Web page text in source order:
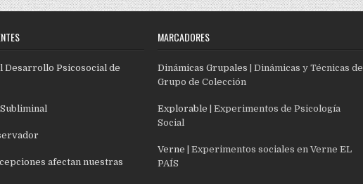
Desarrollo Psicosocial de
afectan nuestras
MARCADORES
Dinámicas Grupales | Dinámicas y Técnicas de
Grupo de Colección
Explorable | Experimentos de Psicología
Social
Verne | Experimentos sociales en Verne EL
PAÍS